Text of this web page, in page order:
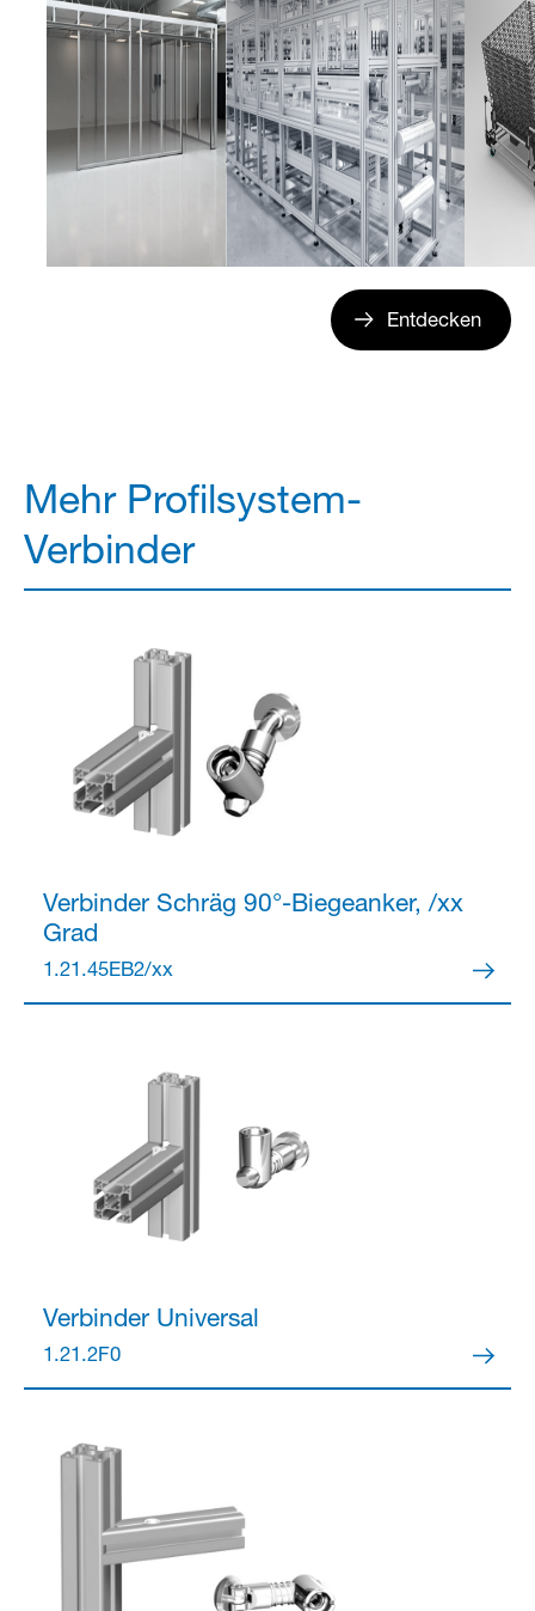
Entdecken
Mehr Profilsystem-
Verbinder
VerbinderSchräg 90°-Biegeanker, /xx
Grad
1.21.45EB2/xx
VerbinderUniversal
1.21.2F0